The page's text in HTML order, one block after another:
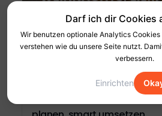
Darf ich dir Cookies
Wir benutzen optionale Analytics
verstehen wie du unsere Seite nutzt.
verbessern.
Einrichten